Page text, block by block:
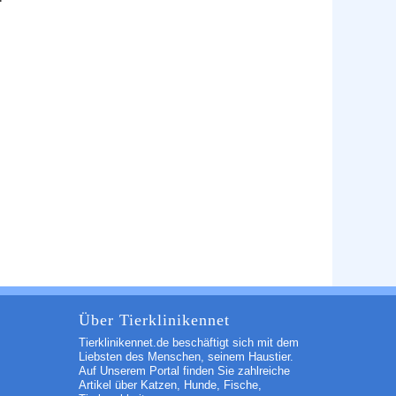
Über Tierklinikennet
Tierklinikennet.de beschäftigt sich mit dem
Liebsten des Menschen, seinem Haustier.
Auf Unserem Portal finden Sie zahlreiche
Artikel über Katzen, Hunde, Fische,